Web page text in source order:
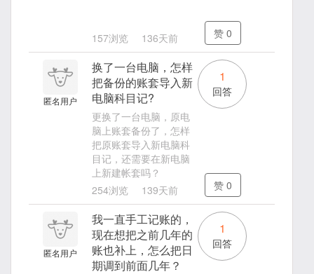
157浏览 136天前 赞 0
匿名用户
换了一台电脑，怎样
把备份的账套导入新
电脑科目记?
更换了一台电脑，原电
脑上账套备份了，怎样
把原账套导入新电脑科
目记，还需要在新电脑
上新建帐套吗？
254浏览
139天前
1
回答
赞 0
匿名用户
我一直手工记账的，
现在想把之前几年的
账也补上，怎么把日
期调到前面几年？
1
回答